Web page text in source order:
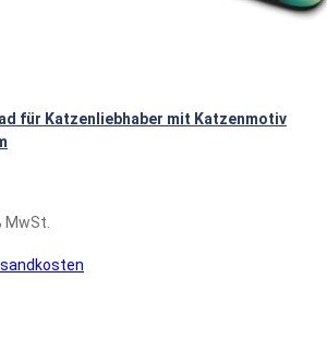
für Katzenliebhaber mit Katzenmotiv
MwSt.